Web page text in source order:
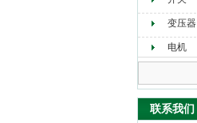
变压器
电机
联系我们